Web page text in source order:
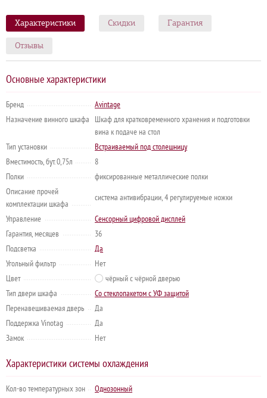
Характеристики Скидки Гарантия
Отзывы
Основные характеристики
Бренд
Avintage
Назначение винного шкафа
Шкаф для кратковременного хранения и подготовки
вина к подаче на стол
Тип установки
Встраиваемый под столешницу
Вместимость, бут. 0,75л
8
Полки
фиксированные металлические полки
Описание прочей
комплектации шкафа
система антивибрации, 4 регулируемые ножки
Управление
Сенсорный цифровой дисплей
Гарантия, месяцев
36
Подсветка
Да
Угольный фильтр
Нет
Цвет
чёрный с чёрной дверью
Тип двери шкафа
Со стеклопакетом с УФ защитой
Перенавешиваемая дверь
Да
Поддержка Vinotag
Да
Замок
Нет
Характеристики системы охлаждения
Кол-во температурных зон
Однозонный